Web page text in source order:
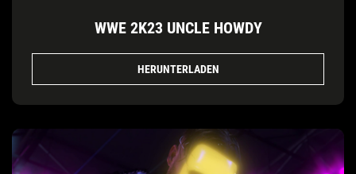
WWE 2K23 UNCLE HOWDY
HERUNTERLADEN